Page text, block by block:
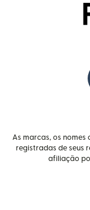
As marcas, os
registradas de seus
afiliação